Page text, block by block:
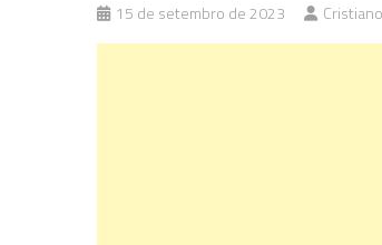
15 de setembro de 2023